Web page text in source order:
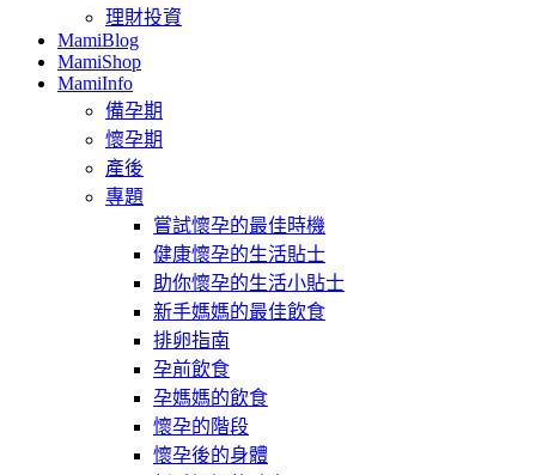
理財投資
MamiBlog
MamiShop
MamiInfo
備孕期
懷孕期
產後
專題
嘗試懷孕的最佳時機
健康懷孕的生活貼士
助你懷孕的生活小貼士
新手媽媽的最佳飲食
排卵指南
孕前飲食
孕媽媽的飲食
懷孕的階段
懷孕後的身體